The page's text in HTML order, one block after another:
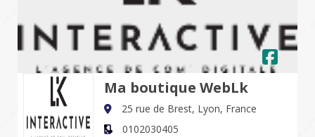
Ma boutique WebLk
25 rue de Brest, Lyon, France
0102030405